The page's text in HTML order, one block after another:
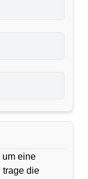
eine
trage die